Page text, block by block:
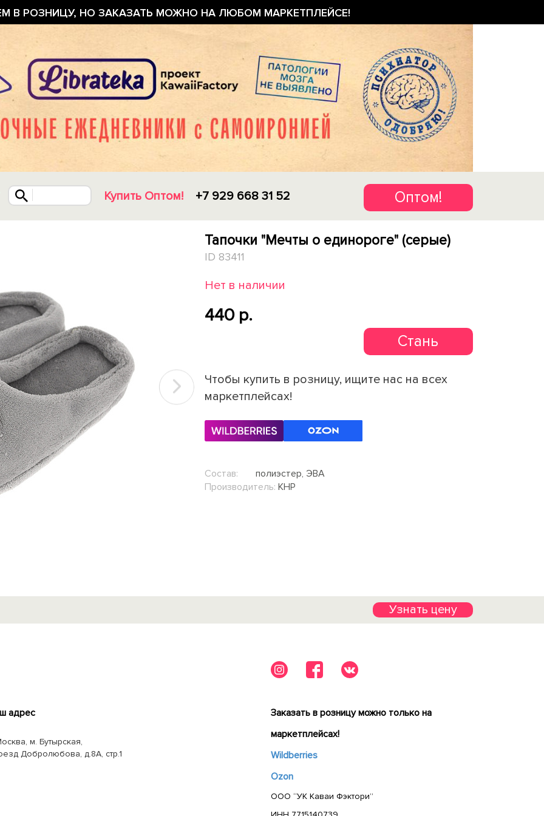
В РОЗНИЦУ, НО ЗАКАЗАТЬ МОЖНО НА ЛЮБОМ МАРКЕТПЛЕЙСЕ!
Купить Оптом! +7 929 668 31 52 Оптом!
Тапочки "Мечты о единороге" (серые)
ID 83411
Нет в наличии
440 p.
Стань
Чтобы купить в розницу, ищите нас на всех
маркетплейсах!
Состав:
полиэстер, ЭВА
Производитель: КНР
Узнать цену
адрес
м. Бутырская,
Добролюбова, д.8А, стр.1
Заказать в розницу можно только на
маркетплейсах!
Wildberries
Ozon
ООО “УК Каваи Фэктори”